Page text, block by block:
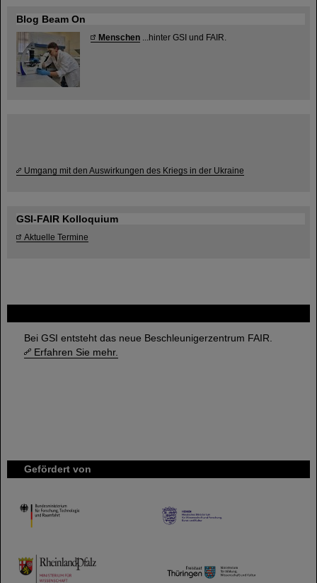
Bei GSI entsteht das neue Beschleunigerzentrum FAIR.
Erfahren Sie mehr.
Gefördert von
HMWK
TMWWDG
Blog Beam On
Menschen ...hinter GSI und FAIR.
Umgang mit den Auswirkungen des Kriegs in der Ukraine
GSI-FAIR Kolloquium
Aktuelle Termine